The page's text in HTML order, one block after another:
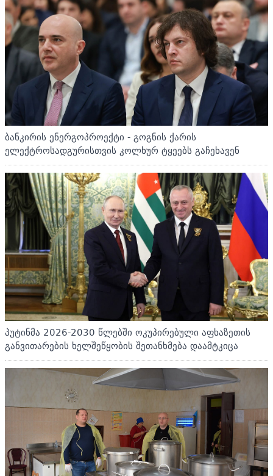
ბანკირის ენერგოპროექტი - გოგნის ქარის
ელექტროსადგურისთვის კოლხურ ტყეებს გაჩეხავენ
პუტინმა 2026-2030 წლებში ოკუპირებული აფხაზეთის
განვითარების ხელშეწყობის შეთანხმება დაამტკიცა